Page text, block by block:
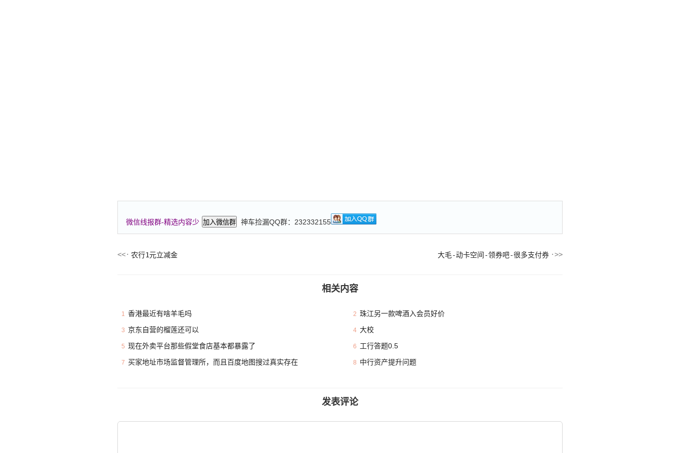
微信线报群-精选内容少 加入微信群 神车捡漏QQ群：232332155
农行1元立减金 大毛-动卡空间-领券吧-很多支付券
相关内容
1 香港最近有啥羊毛吗 2 珠江另一款啤酒入会员好价
3 京东自营的榴莲还可以 4 大校
5 现在外卖平台那些假堂食店基本都暴露了 6 工行答题0.5
7 买家地址市场监督管理所，而且百度地图搜过真实存在 8 中行资产提升问题
发表评论